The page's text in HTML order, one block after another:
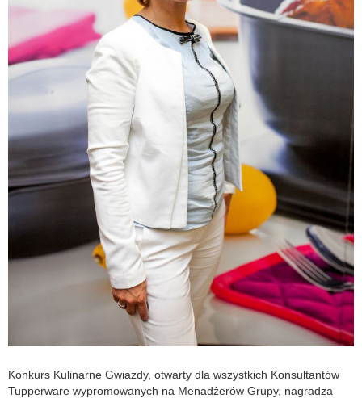
Konkurs Kulinarne Gwiazdy, otwarty dla wszystkich Konsultantów
Tupperware wypromowanych na Menadżerów Grupy, nagradza